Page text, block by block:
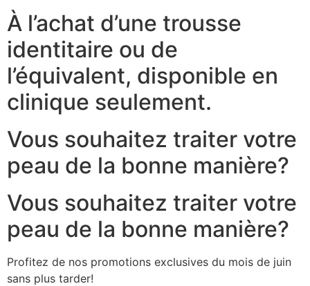
À l’achat d’une trousse
identitaire ou de
l’équivalent, disponible en
clinique seulement.
Vous souhaitez traiter votre
peau de la bonne manière?
Vous souhaitez traiter votre
peau de la bonne manière?
Profitez de nos promotions exclusives du mois de juin
sans plus tarder!